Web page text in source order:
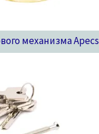
механизма Apecs